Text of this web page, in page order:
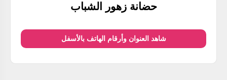
حضانة زهور الشباب
شاهد العنوان وأرقام الهاتف بالأسفل